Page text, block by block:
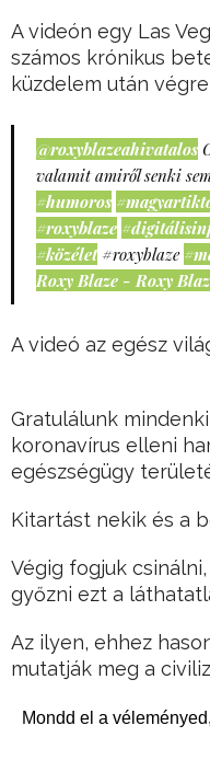
A videón egy Las
számos krónikus
küzdelem után
@roxyblazeahivatalos
valamit amiről senki
#humoros
#roxyblaze
#közélet #roxyblaze
Roxy Blaze - Roxy
A videó az egész
Gratulálunk
koronavírus elleni
egészségügy
Kitartást nekik és a
Végig fogjuk
győzni ezt a
Az ilyen, ehhez
mutatják meg a
Mondd el a